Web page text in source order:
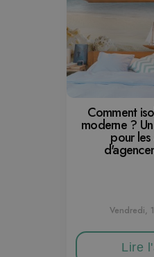
Comment
moderne ?
pour
Vendredi,
Lire